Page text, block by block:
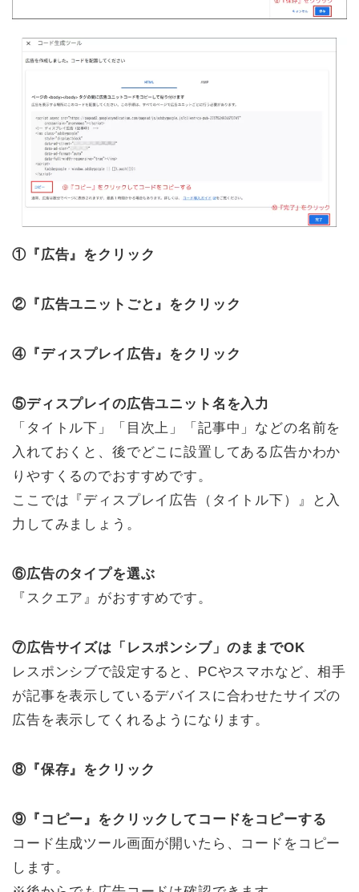
①『広告』をクリック
②『広告ユニットごと』をクリック
④『ディスプレイ広告』をクリック
⑤ディスプレイの広告ユニット名を入力
「タイトル下」「目次上」「記事中」などの名前を
入れておくと、後でどこに設置してある広告かわか
りやすくるのでおすすめです。
ここでは『ディスプレイ広告（タイトル下）』と入
力してみましょう。
⑥広告のタイプを選ぶ
『スクエア』がおすすめです。
⑦広告サイズは「レスポンシブ」のままでOK
レスポンシブで設定すると、PCやスマホなど、相手
が記事を表示しているデバイスに合わせたサイズの
広告を表示してくれるようになります。
⑧『保存』をクリック
⑨『コピー』をクリックしてコードをコピーする
コード生成ツール画面が開いたら、コードをコピー
します。